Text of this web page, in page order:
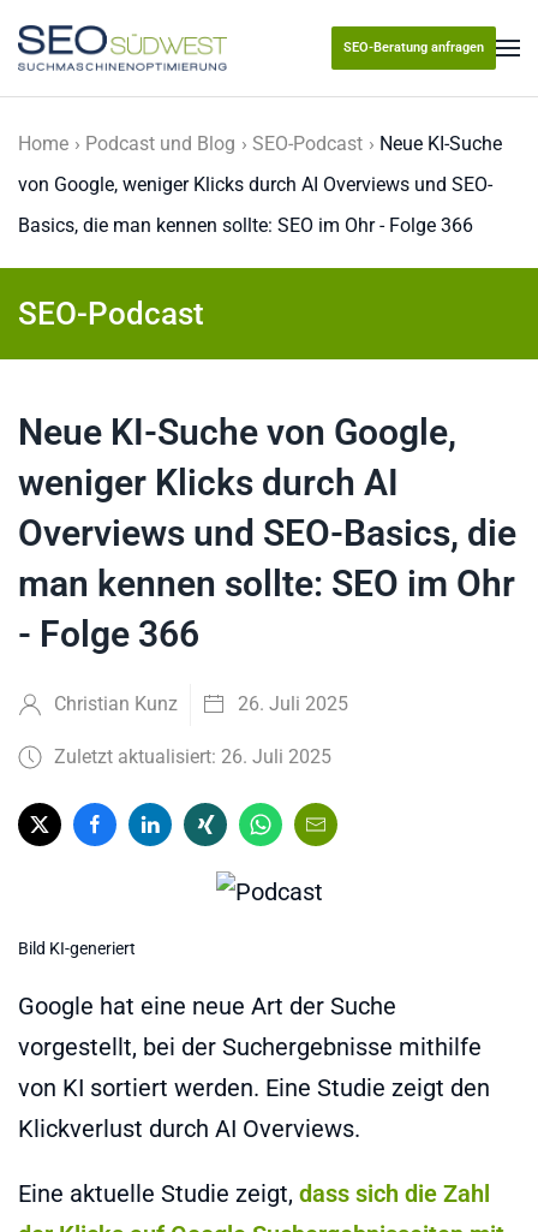
Skip to main content
SEO-Beratung anfragen
Home Podcast und Blog SEO-Podcast
Neue KI-Suche
von Google, weniger Klicks durch AI Overviews und SEO-
Basics, die man kennen sollte: SEO im Ohr - Folge 366
SEO-Podcast
Neue KI-Suche von Google,
weniger Klicks durch AI
Overviews und SEO-Basics, die
man kennen sollte: SEO im Ohr
- Folge 366
Christian Kunz 26. Juli 2025
Zuletzt aktualisiert: 26. Juli 2025
Bild KI-generiert
Google hat eine neue Art der Suche
vorgestellt, bei der Suchergebnisse mithilfe
von KI sortiert werden. Eine Studie zeigt den
Klickverlust durch AI Overviews.
Eine aktuelle Studie zeigt, dass sich die Zahl